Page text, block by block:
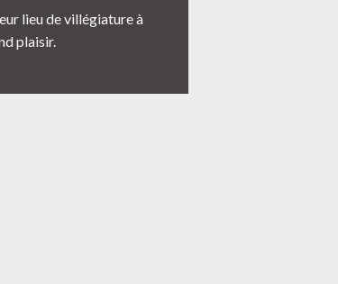
lieu de villégiature à
plaisir.